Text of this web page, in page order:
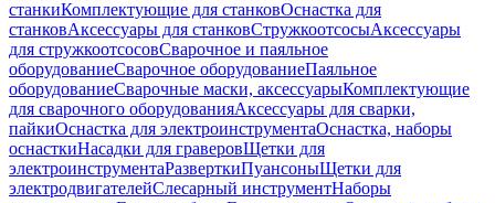
станкиКомплектующие для станковОснастка для
станковАксессуары для станковСтружкоотсосыАксессуары
для стружкоотсосовСварочное и паяльное
оборудованиеСварочное оборудованиеПаяльное
оборудованиеСварочные маски, аксессуарыКомплектующие
для сварочного оборудованияАксессуары для сварки,
пайкиОснастка для электроинструментаОснастка, наборы
оснасткиНасадки для граверовЩетки для
электроинструментаРазверткиПуансоныЩетки для
электродвигателейСлесарный инструментНаборы